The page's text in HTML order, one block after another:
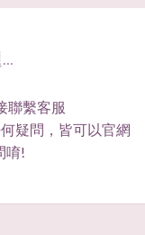
聯繫客服
疑問，皆可以官網
唷!